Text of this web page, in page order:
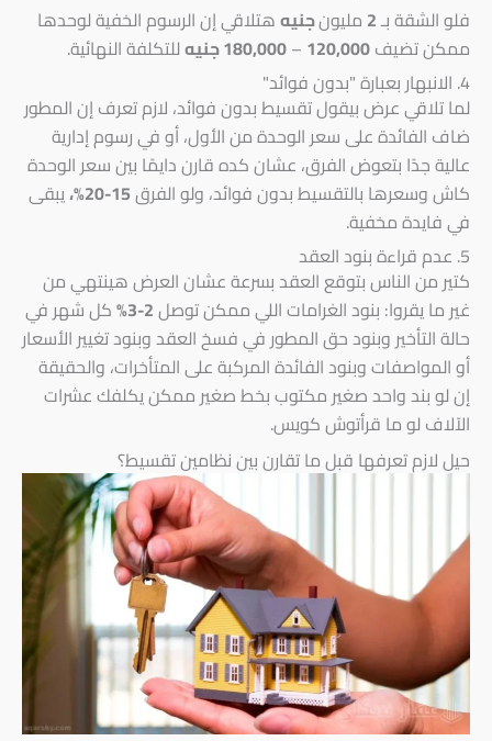
فلو الشقة بـ2 مليونجنيههتلاقي إن الرسوم الخفية لوحدها
ممكن تضيف120,000
–180,000 جنيه
للتكلفة النهائية.
4. الانبهار بعبارة "بدون فوائد"
لما تلاقي عرض بيقول تقسيط بدون فوائد، لازم تعرف إن المطور
ضاف الفائدة على سعر الوحدة من الأول، أو في رسوم إدارية
عالية جدًا بتعوض الفرق، عشان كده قارن دايمًا بين سعر الوحدة
كاش وسعرها بالتقسيط بدون فوائد، ولو الفرق15-20%،
يبقى
في فايدة مخفية.
5. عدم قراءة بنود العقد
كتير من الناس بتوقع العقد بسرعة عشان العرض هينتهي من
غير ما يقروا: بنود الغرامات اللي ممكن توصل2-3%
كل شهر في
حالة التأخير وبنود حق المطور في فسخ العقد وبنود تغيير الأسعار
أو المواصفات وبنود الفائدة المركبة على المتأخرات، والحقيقة
إن لو بند واحد صغير مكتوب بخط صغير ممكن يكلفك عشرات
الآلاف لو ما قرأتوش كويس.
حيل لازم تعرفها قبل ما تقارن بين نظامين تقسيط؟